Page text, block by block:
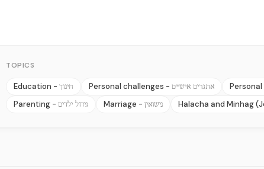
TOPICS
Education - חינוך Personal challenges - אתגרים אישיים
Parenting - גידול ילדים Marriage - נישואין Halacha and Minhag